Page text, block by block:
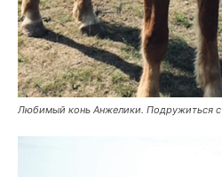
Любимый конь Анжелики. Подружиться с